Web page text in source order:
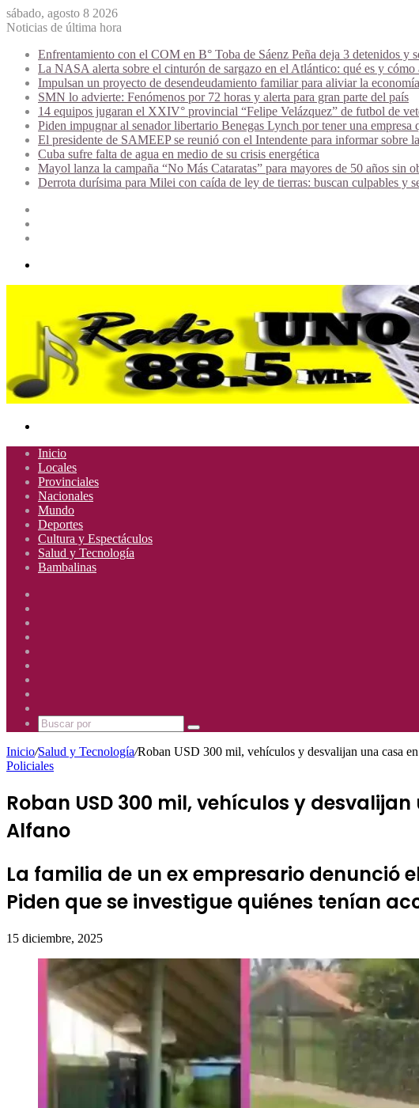
sábado, agosto 8 2026
Noticias de última hora
Enfrentamiento con el COM en B° Toba de Sáenz Peña deja 3 detenidos y
La NASA alerta sobre el cinturón de sargazo en el Atlántico: qué es y cómo
Impulsan un proyecto de desendeudamiento familiar para aliviar la
SMN lo advierte: Fenómenos por 72 horas y alerta para gran parte del país
14 equipos jugaran el XXIV° provincial “Felipe Velázquez” de futbol de
Piden impugnar al senador libertario Benegas Lynch por tener una empresa
El presidente de SAMEEP se reunió con el Intendente para informar sobre
Cuba sufre falta de agua en medio de su crisis energética
Mayol lanza la campaña “No Más Cataratas” para mayores de 50 años sin
Derrota durísima para Milei con caída de ley de tierras: buscan culpables y
Inicio
Locales
Provinciales
Nacionales
Mundo
Deportes
Cultura y Espectáculos
Salud y Tecnología
Bambalinas
Mhz
885
Mhz
Uno
885
Mhz
Buscar
por
Inicio/Salud y Tecnología/Roban USD 300 mil, vehículos y desvalijan una casa
Policiales
Roban USD 300 mil, vehículos y
Alfano
La familia de un ex empresario denunció
Piden que se investigue quiénes tenían
15 diciembre, 2025